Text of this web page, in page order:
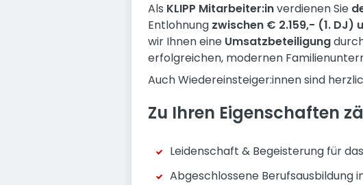
Als KLIPP Mitarbeiter:inverdienen Sie
Entlohnung zwischen € 2.159,- (1.
wir Ihnen eine Umsatzbeteiligung
erfolgreichen, modernen
Auch Wiedereinsteiger:innen sind
Zu Ihren Eigenschaften
Leidenschaft & Begeisterung für
Abgeschlossene Berufsausbildung